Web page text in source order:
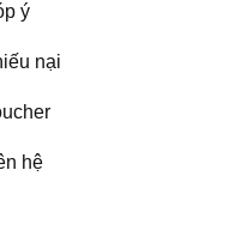
ý
nại
hệ